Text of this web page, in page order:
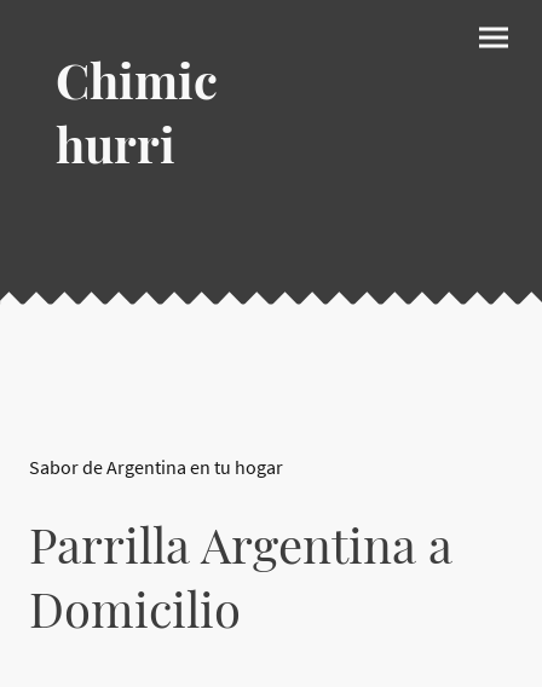
Chimic
hurri
Sabor de Argentina en tu hogar
Parrilla Argentina a
Domicilio